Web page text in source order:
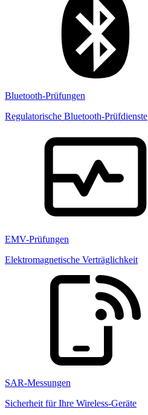
Bluetooth-Prüfungen
Regulatorische Bluetooth-Prüfdienste
EMV-Prüfungen
Elektromagnetische Verträglichkeit
SAR-Messungen
Sicherheit für Ihre Wireless-Geräte